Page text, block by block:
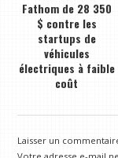
Fathom de 28 350
$ contre les
startups de
véhicules
électriques à faible
coût
Laisser un